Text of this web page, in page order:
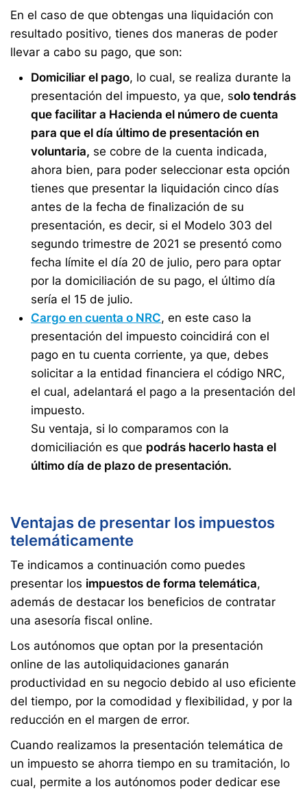
En el caso de que obtengas una liquidación con
resultado positivo, tienes dos maneras de poder
llevar a cabo su pago, que son:
Domiciliar el pago, lo cual, se realiza durante la
presentación del impuesto, ya que, solo tendrás
que facilitar a Hacienda el número de cuenta
para que el día último de presentación en
voluntaria, se cobre de la cuenta indicada,
ahora bien, para poder seleccionar esta opción
tienes que presentar la liquidación cinco días
antes de la fecha de finalización de su
presentación, es decir, si el Modelo 303 del
segundo trimestre de 2021 se presentó como
fecha límite el día 20 de julio, pero para optar
por la domiciliación de su pago, el último día
sería el 15 de julio.
Cargo en cuenta o NRC, en este caso la
presentación del impuesto coincidirá con el
pago en tu cuenta corriente, ya que, debes
solicitar a la entidad financiera el código NRC,
el cual, adelantará el pago a la presentación del
impuesto.
Su ventaja, si lo comparamos con la
domiciliación es que podrás hacerlo hasta el
último día de plazo de presentación.
Ventajas de presentar los impuestos
telemáticamente
Te indicamos a continuación como puedes
presentar los impuestos de forma telemática,
además de destacar los beneficios de contratar
una asesoría fiscal online.
Los autónomos que optan por la presentación
online de las autoliquidaciones ganarán
productividad en su negocio debido al uso eficiente
del tiempo, por la comodidad y flexibilidad, y por la
reducción en el margen de error.
Cuando realizamos la presentación telemática de
un impuesto se ahorra tiempo en su tramitación, lo
cual, permite a los autónomos poder dedicar ese